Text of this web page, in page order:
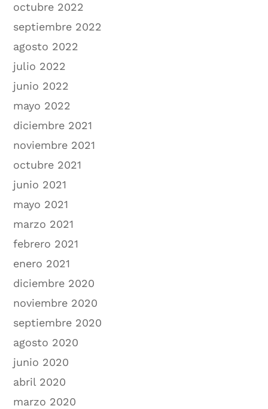
octubre 2022
septiembre 2022
agosto 2022
julio 2022
junio 2022
mayo 2022
diciembre 2021
noviembre 2021
octubre 2021
junio 2021
mayo 2021
marzo 2021
febrero 2021
enero 2021
diciembre 2020
noviembre 2020
septiembre 2020
agosto 2020
junio 2020
abril 2020
marzo 2020